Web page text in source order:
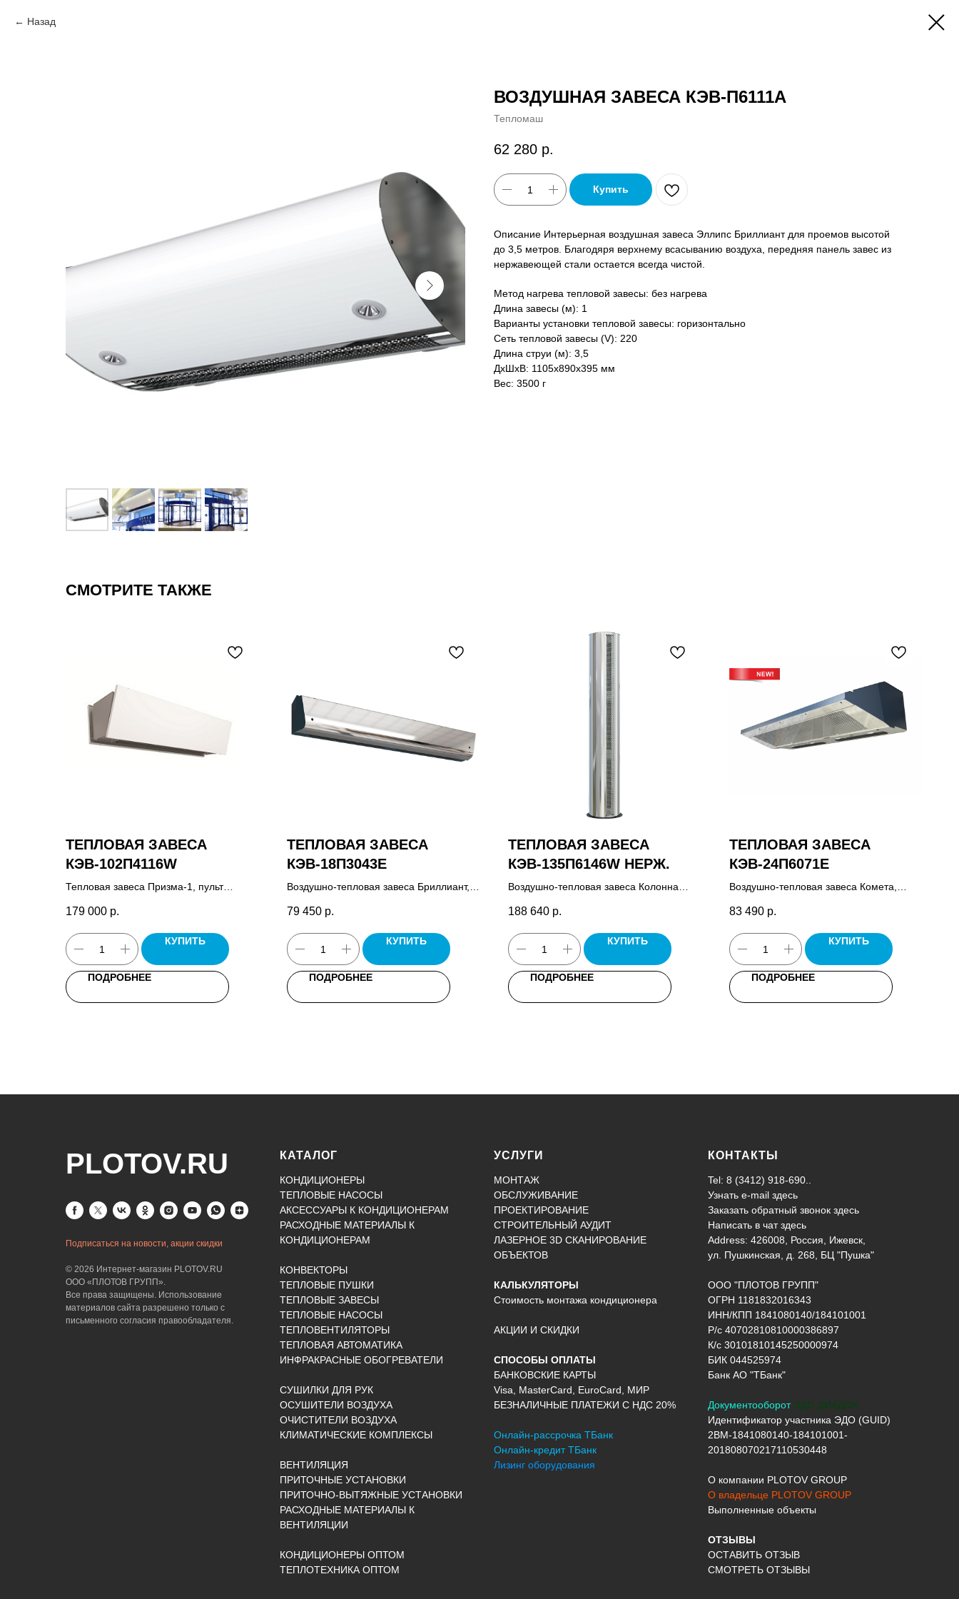
Назад
ВОЗДУШНАЯ ЗАВЕСА КЭВ-П6111A
Тепломаш
62 280 р.
Купить
Описание Интерьерная воздушная завеса Эллипс Бриллиант для проемов высотой
до 3,5 метров. Благодяря верхнему всасыванию воздуха, передняя панель завес из
нержавеющей стали остается всегда чистой.
Метод нагрева тепловой завесы: без нагрева
Длина завесы (м): 1
Варианты установки тепловой завесы: горизонтально
Сеть тепловой завесы (V): 220
Длина струи (м): 3,5
ДxШxВ: 1105x890x395 мм
Вес: 3500 г
СМОТРИТЕ ТАКЖЕ
ТЕПЛОВАЯ ЗАВЕСА
КЭВ-102П4116W
Тепловая завеса Призма-1, пульт
179 000 р.
КУПИТЬ
ПОДРОБНЕЕ
ТЕПЛОВАЯ ЗАВЕСА
КЭВ-18П3043Е
Воздушно-тепловая завеса Бриллиант,
79 450 р.
КУПИТЬ
ПОДРОБНЕЕ
ТЕПЛОВАЯ ЗАВЕСА
КЭВ-135П6146W НЕРЖ.
Воздушно-тепловая завеса Колонна
HL18, паспорт.
188 640 р.
КУПИТЬ
ПОДРОБНЕЕ
ТЕПЛОВАЯ ЗАВЕСА
КЭВ-24П6071Е
Воздушно-тепловая завеса Комета,
зависимости от корпуса, комплект
крепежных кронштейнов, паспорт.
83 490 р.
КУПИТЬ
ПОДРОБНЕЕ
PLOTOV.RU
Подписаться на новости, акции скидки
© 2026 Интернет-магазин PLOTOV.RU
ООО «ПЛОТОВ ГРУПП».
Все права защищены. Использование
материалов сайта разрешено только с
письменного согласия правообладателя.
КАТАЛОГ
КОНДИЦИОНЕРЫ
ТЕПЛОВЫЕ НАСОСЫ
АКСЕССУАРЫ К КОНДИЦИОНЕРАМ
РАСХОДНЫЕ МАТЕРИАЛЫ К
КОНДИЦИОНЕРАМ
КОНВЕКТОРЫ
ТЕПЛОВЫЕ ПУШКИ
ТЕПЛОВЫЕ ЗАВЕСЫ
ТЕПЛОВЫЕ НАСОСЫ
ТЕПЛОВЕНТИЛЯТОРЫ
ТЕПЛОВАЯ АВТОМАТИКА
ИНФРАКРАСНЫЕ ОБОГРЕВАТЕЛИ
СУШИЛКИ ДЛЯ РУК
ОСУШИТЕЛИ ВОЗДУХА
ОЧИСТИТЕЛИ ВОЗДУХА
КЛИМАТИЧЕСКИЕ КОМПЛЕКСЫ
ВЕНТИЛЯЦИЯ
ПРИТОЧНЫЕ УСТАНОВКИ
ПРИТОЧНО-ВЫТЯЖНЫЕ УСТАНОВКИ
РАСХОДНЫЕ МАТЕРИАЛЫ К
ВЕНТИЛЯЦИИ
КОНДИЦИОНЕРЫ ОПТОМ
ТЕПЛОТЕХНИКА ОПТОМ
УСЛУГИ
МОНТАЖ
ОБСЛУЖИВАНИЕ
ПРОЕКТИРОВАНИЕ
СТРОИТЕЛЬНЫЙ АУДИТ
ЛАЗЕРНОЕ 3D СКАНИРОВАНИЕ
ОБЪЕКТОВ
КАЛЬКУЛЯТОРЫ
Стоимость монтажа кондиционера
АКЦИИ И СКИДКИ
СПОСОБЫ ОПЛАТЫ
БАНКОВСКИЕ КАРТЫ
Visa, MasterCard, EuroCard, МИР
БЕЗНАЛИЧНЫЕ ПЛАТЕЖИ С НДС 20%
Онлайн-рассрочка ТБанк
Онлайн-кредит ТБанк
Лизинг оборудования
КОНТАКТЫ
Tel: 8 (3412) 918-690..
Узнать e-mail здесь
Заказать обратный звонок здесь
Написать в чатздесь
Address: 426008, Россия, Ижевск,
ул. Пушкинская, д. 268, БЦ "Пушка"
ООО "ПЛОТОВ ГРУПП"
ОГРН 1181832016343
ИНН/КПП 1841080140/184101001
Р/с 40702810810000386897
К/с 30101810145250000974
БИК 044525974
Банк АО "ТБанк"
Документооборот ЭДО ДИАДОК
Идентификатор участника ЭДО (GUID)
2BM-1841080140-184101001-
201808070217110530448
О компании PLOTOV GROUP
О владельце PLOTOV GROUP
Выполненные объекты
ОТЗЫВЫ
ОСТАВИТЬ ОТЗЫВ
СМОТРЕТЬ ОТЗЫВЫ